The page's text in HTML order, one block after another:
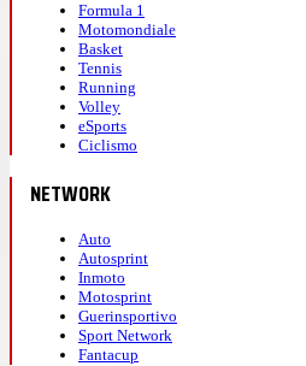
Formula 1
Motomondiale
Basket
Tennis
Running
Volley
eSports
Ciclismo
NETWORK
Auto
Autosprint
Inmoto
Motosprint
Guerinsportivo
Sport Network
Fantacup